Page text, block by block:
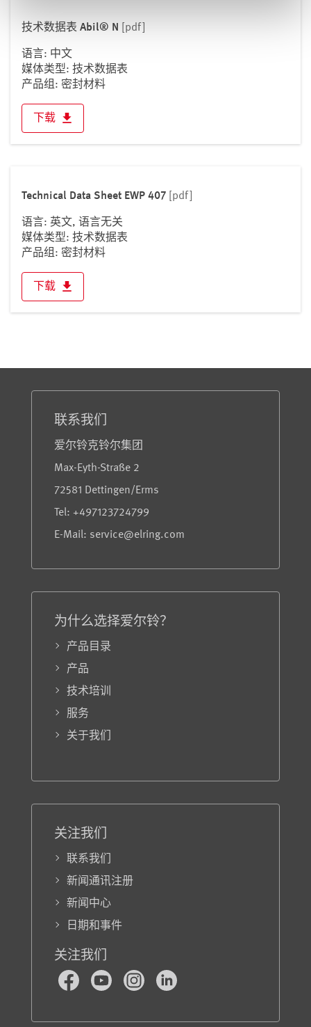
技术数据表 Abil® N [pdf]
语言: 中文
媒体类型: 技术数据表
产品组: 密封材料
下载
Technical Data Sheet EWP 407 [pdf]
语言: 英文, 语言无关
媒体类型: 技术数据表
产品组: 密封材料
下载
联系我们
爱尔铃克铃尔集团
Max-Eyth-Straße 2
72581 Dettingen/Erms
Tel: +497123724799
E-Mail: service@elring.com
为什么选择爱尔铃？
产品目录
产品
技术培训
服务
关于我们
关注我们
联系我们
新闻通讯注册
新闻中心
日期和事件
关注我们
FacebookYoutube InstagramLinkedIn